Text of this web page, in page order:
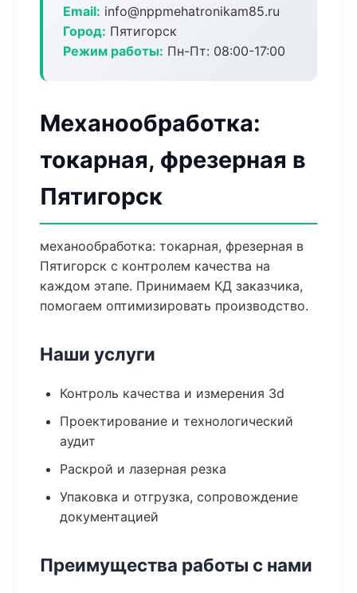
Email: info@nppmehatronikam85.ru
Город: Пятигорск
Режим работы: Пн-Пт: 08:00-17:00
Механообработка:
токарная, фрезерная в
Пятигорск
механообработка: токарная, фрезерная в
Пятигорск с контролем качества на
каждом этапе. Принимаем КД заказчика,
помогаем оптимизировать производство.
Наши услуги
Контроль качества и измерения 3d
Проектирование и технологический
аудит
Раскрой и лазерная резка
Упаковка и отгрузка, сопровождение
документацией
Преимущества работы с нами